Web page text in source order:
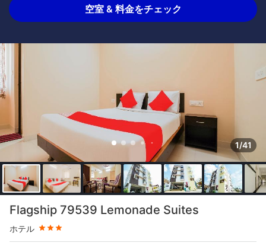
空室 & 料金をチェック
1/41
Flagship 79539 Lemonade Suites
ホテル
星評価 3つ星